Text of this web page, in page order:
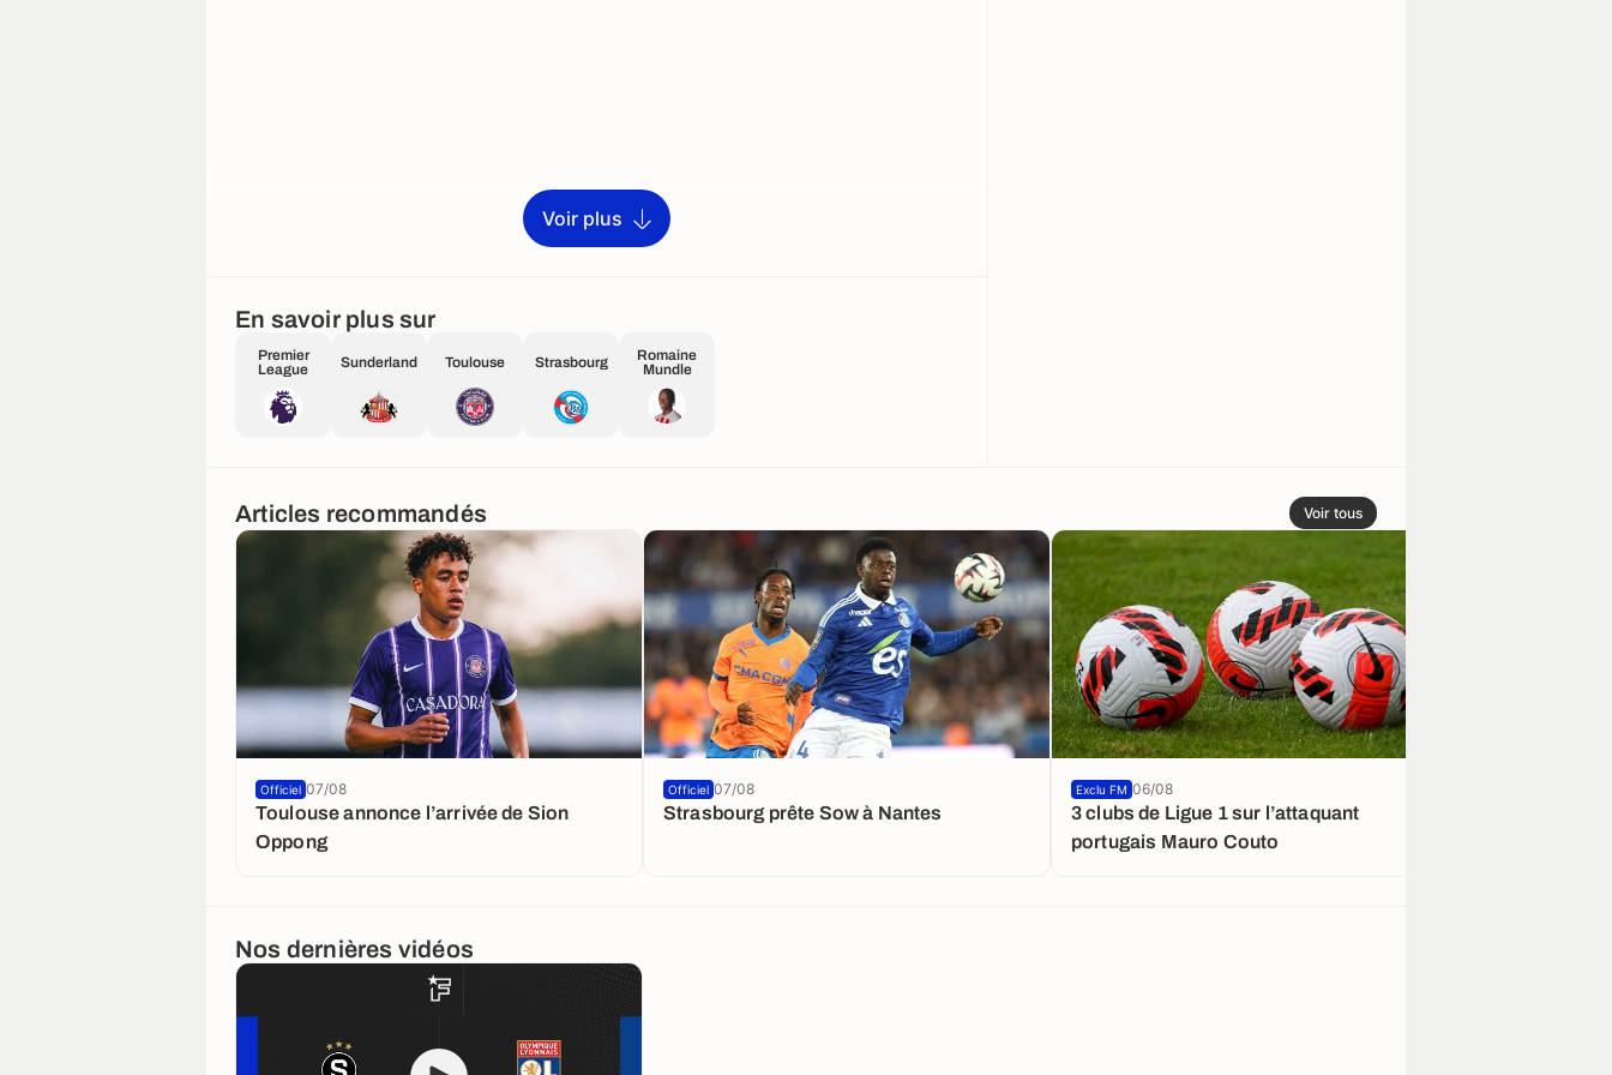
Voir plus
En savoir plus sur
Premier
League
Sunderland Toulouse Strasbourg
Romaine
Mundle
Articles recommandés Voir tous
Toulouse annonce l’arrivée de Sion
Oppong
Officiel 07/08
Strasbourg prête Sow à Nantes
Officiel 07/08
3 clubs de Ligue 1 sur l’attaquant
portugais Mauro Couto
Exclu FM 06/08
Nos dernières vidéos